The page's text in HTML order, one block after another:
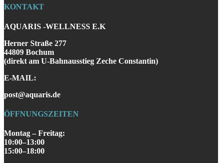
KONTAKT
AQUARIS -WELLNESS E.K
Herner Straße 277
44809 Bochum
(direkt am U-Bahnausstieg Zeche Constantin)
E-MAIL:
post@aquaris.de
ÖFFNUNGSZEITEN
Montag – Freitag:
10:00–13:00
15:00–18:00